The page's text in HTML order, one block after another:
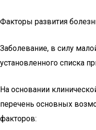
Факторы развития
Заболевание, в силу
установленного списка
На основании
перечень основных
факторов: